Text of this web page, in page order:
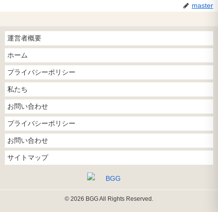
master
運営者概要
ホーム
プライバシーポリシー
私たち
お問い合わせ
プライバシーポリシー
お問い合わせ
サイトマップ
© 2026 BGG All Rights Reserved.